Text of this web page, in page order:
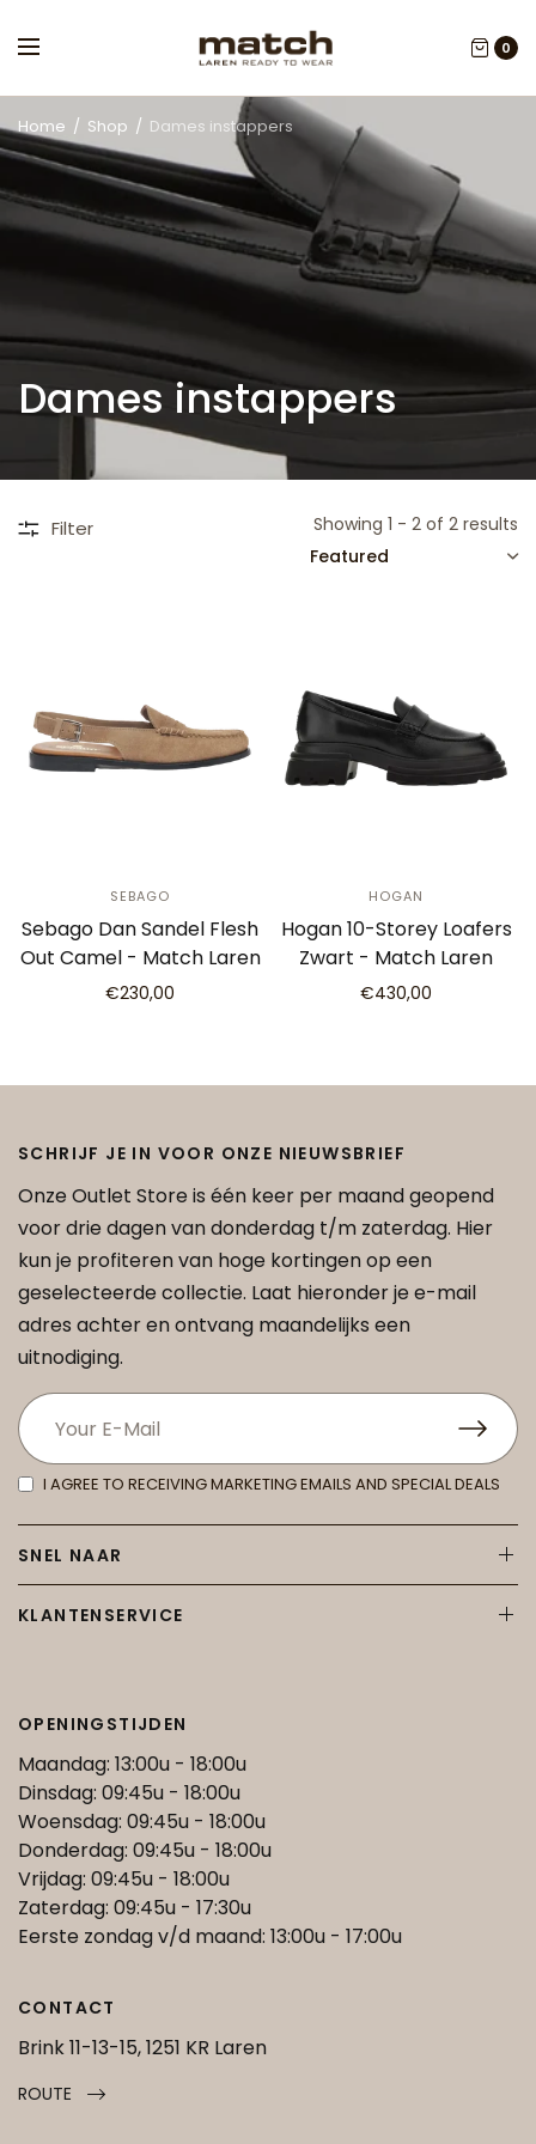
0
Home / Shop / Dames instappers
Dames instappers
Filter Showing 1 - 2 of 2 results
SEBAGO
Sebago Dan Sandel Flesh
Out Camel - Match Laren
€230,00
HOGAN
Hogan 10-Storey Loafers
Zwart - Match Laren
€430,00
SCHRIJF JE IN VOOR ONZE NIEUWSBRIEF
Onze Outlet Store is één keer per maand geopend
voor drie dagen van donderdag t/m zaterdag. Hier
kun je profiteren van hoge kortingen op een
geselecteerde collectie. Laat hieronder je e-mail
adres achter en ontvang maandelijks een
uitnodiging.
I AGREE TO RECEIVING MARKETING EMAILS AND SPECIAL DEALS
SNEL NAAR
KLANTENSERVICE
OPENINGSTIJDEN
Maandag: 13:00u - 18:00u
Dinsdag: 09:45u - 18:00u
Woensdag: 09:45u - 18:00u
Donderdag: 09:45u - 18:00u
Vrijdag: 09:45u - 18:00u
Zaterdag: 09:45u - 17:30u
Eerste zondag v/d maand: 13:00u - 17:00u
CONTACT
Brink 11-13-15, 1251 KR Laren
ROUTE